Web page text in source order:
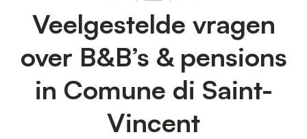
Veelgestelde vragen
over B&B’s & pensions
in Comune di Saint-
Vincent